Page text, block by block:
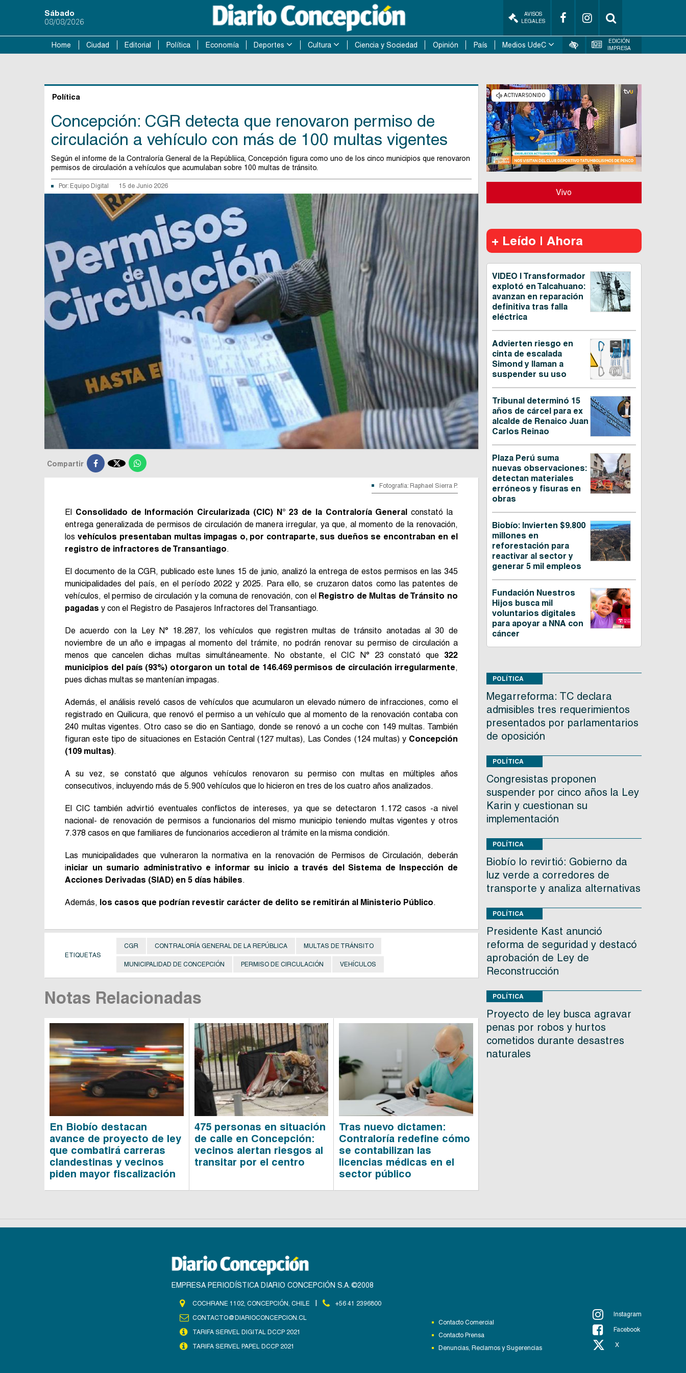
Sábado
08/08/2026
AVISOS
LEGALES
Home Ciudad Editorial Política Economía Deportes Cultura Ciencia y Sociedad Opinión País Medios UdeC
EDICIÓN
IMPRESA
Política
Concepción: CGR detecta que renovaron permiso de
circulación a vehículo con más de 100 multas vigentes
Según el informe de la Contraloría General de la Repúbliica, Concepción figura como uno de los cinco municipios que renovaron
permisos de circulación a vehículos que acumulaban sobre 100 multas de tránsito.
Por: Equipo Digital 15 de Junio 2026
Compartir 
Fotografía: Raphael Sierra P.
El Consolidado de Información Circularizada (CIC) N° 23 de la Contraloría General constató la
entrega generalizada de permisos de circulación de manera irregular, ya que, al momento de la renovación,
los vehículos presentaban multas impagas o, por contraparte, sus dueños se encontraban en el
registro de infractores de Transantiago.
El documento de la CGR, publicado este lunes 15 de junio, analizó la entrega de estos permisos en las 345
municipalidades del país, en el período 2022 y 2025. Para ello, se cruzaron datos como las patentes de
vehículos, el permiso de circulación y la comuna de renovación, con el Registro de Multas de Tránsito no
pagadas y con el Registro de Pasajeros Infractores del Transantiago.
De acuerdo con la Ley N° 18.287, los vehículos que registren multas de tránsito anotadas al 30 de
noviembre de un año e impagas al momento del trámite, no podrán renovar su permiso de circulación a
menos que cancelen dichas multas simultáneamente. No obstante, el CIC N° 23 constató que 322
municipios del país (93%) otorgaron un total de 146.469 permisos de circulación irregularmente,
pues dichas multas se mantenían impagas.
Además, el análisis reveló casos de vehículos que acumularon un elevado número de infracciones, como el
registrado en Quilicura, que renovó el permiso a un vehículo que al momento de la renovación contaba con
240 multas vigentes. Otro caso se dio en Santiago, donde se renovó a un coche con 149 multas. También
figuran este tipo de situaciones en Estación Central (127 multas), Las Condes (124 multas) y Concepción
(109 multas).
A su vez, se constató que algunos vehículos renovaron su permiso con multas en múltiples años
consecutivos, incluyendo más de 5.900 vehículos que lo hicieron en tres de los cuatro años analizados.
El CIC también advirtió eventuales conflictos de intereses, ya que se detectaron 1.172 casos -a nivel
nacional- de renovación de permisos a funcionarios del mismo municipio teniendo multas vigentes y otros
7.378 casos en que familiares de funcionarios accedieron al trámite en la misma condición.
Las municipalidades que vulneraron la normativa en la renovación de Permisos de Circulación, deberán
iniciar un sumario administrativo e informar su inicio a través del Sistema de Inspección de
Acciones Derivadas (SIAD) en 5 días hábiles.
Además, los casos que podrían revestir carácter de delito se remitirán al Ministerio Público.
ETIQUETAS
CGR CONTRALORÍA GENERAL DE LA REPÚBLICA MULTAS DE TRÁNSITO
MUNICIPALIDAD DE CONCEPCIÓN PERMISO DE CIRCULACIÓN VEHÍCULOS
Notas Relacionadas
En Biobío destacan
avance de proyecto de ley
que combatirá carreras
clandestinas y vecinos
piden mayor fiscalización
475 personas en situación
de calle en Concepción:
vecinos alertan riesgos al
transitar por el centro
Tras nuevo dictamen:
Contraloría redefine cómo
se contabilizan las
licencias médicas en el
sector público
Vivo
+ Leído | Ahora
VIDEO | Transformador
explotó en Talcahuano:
avanzan en reparación
definitiva tras falla
eléctrica
Advierten riesgo en
cinta de escalada
Simond y llaman a
suspender su uso
Tribunal determinó 15
años de cárcel para ex
alcalde de Renaico Juan
Carlos Reinao
Plaza Perú suma
nuevas observaciones:
detectan materiales
erróneos y fisuras en
obras
Biobío: Invierten $9.800
millones en
reforestación para
reactivar al sector y
generar 5 mil empleos
Fundación Nuestros
Hijos busca mil
voluntarios digitales
para apoyar a NNA con
cáncer
POLÍTICA
Megarreforma: TC declara
admisibles tres requerimientos
presentados por parlamentarios
de oposición
POLÍTICA
Congresistas proponen
suspender por cinco años la Ley
Karin y cuestionan su
implementación
POLÍTICA
Biobío lo revirtió: Gobierno da
luz verde a corredores de
transporte y analiza alternativas
POLÍTICA
Presidente Kast anunció
reforma de seguridad y destacó
aprobación de Ley de
Reconstrucción
POLÍTICA
Proyecto de ley busca agravar
penas por robos y hurtos
cometidos durante desastres
naturales
EMPRESA PERIODÍSTICA DIARIO CONCEPCIÓN S.A. ©2008
COCHRANE 1102, CONCEPCIÓN, CHILE
+56 41 2396800
CONTACTO@DIARIOCONCEPCION.CL
TARIFA SERVEL DIGITAL DCCP 2021
TARIFA SERVEL PAPEL DCCP 2021
Contacto Comercial
Contacto Prensa
Denuncias, Reclamos y Sugerencias
Instagram
Facebook
X